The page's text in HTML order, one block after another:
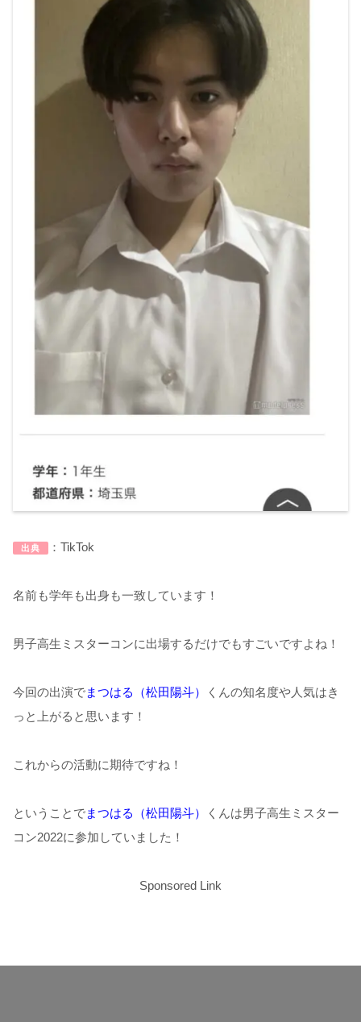
出典 ：TikTok
名前も学年も出身も一致しています！
男子高生ミスターコンに出場するだけでもすごいですよね！
今回の出演でまつはる（松田陽斗）
くんの知名度や人気はき
っと上がると思います！
これからの活動に期待ですね！
ということでまつはる（松田陽斗）
くんは男子高生ミスター
コン2022に参加していました！
Sponsored Link